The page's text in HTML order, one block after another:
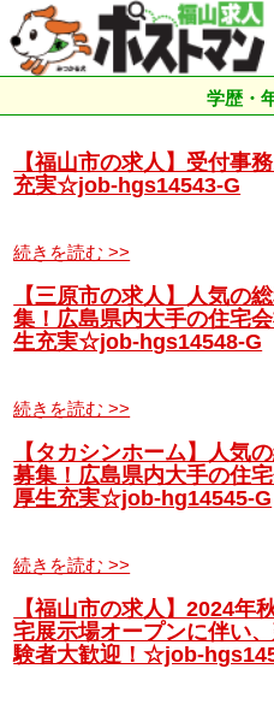
学歴・
【福山市の求人】受付事
充実☆job-hgs14543-G
続きを読む >>
【三原市の求人】人気の
集！広島県内大手の住宅
生充実☆job-hgs14548-G
続きを読む >>
【タカシンホーム】人気
募集！広島県内大手の住
厚生充実☆job-hg14545-G
続きを読む >>
【福山市の求人】2024年
宅展示場オープンに伴い
験者大歓迎！☆job-